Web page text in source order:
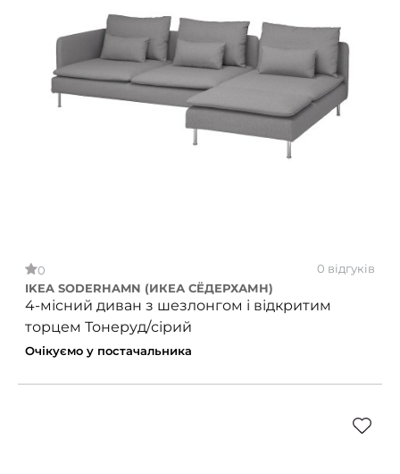
0
0 відгуків
IKEA SODERHAMN (ИКЕА СЁДЕРХАМН)
4-місний диван з шезлонгом і відкритим
торцем Тонеруд/сірий
Очікуємо у постачальника